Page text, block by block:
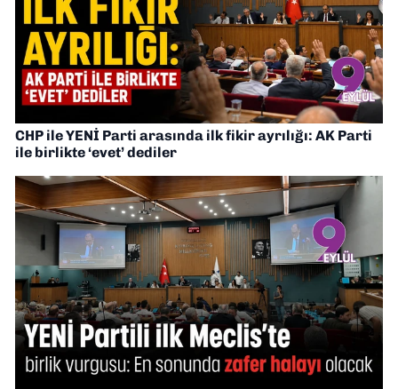
CHP ile YENİ Parti arasında ilk fikir ayrılığı: AK Parti
ile birlikte ‘evet’ dediler